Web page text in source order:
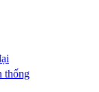
thống